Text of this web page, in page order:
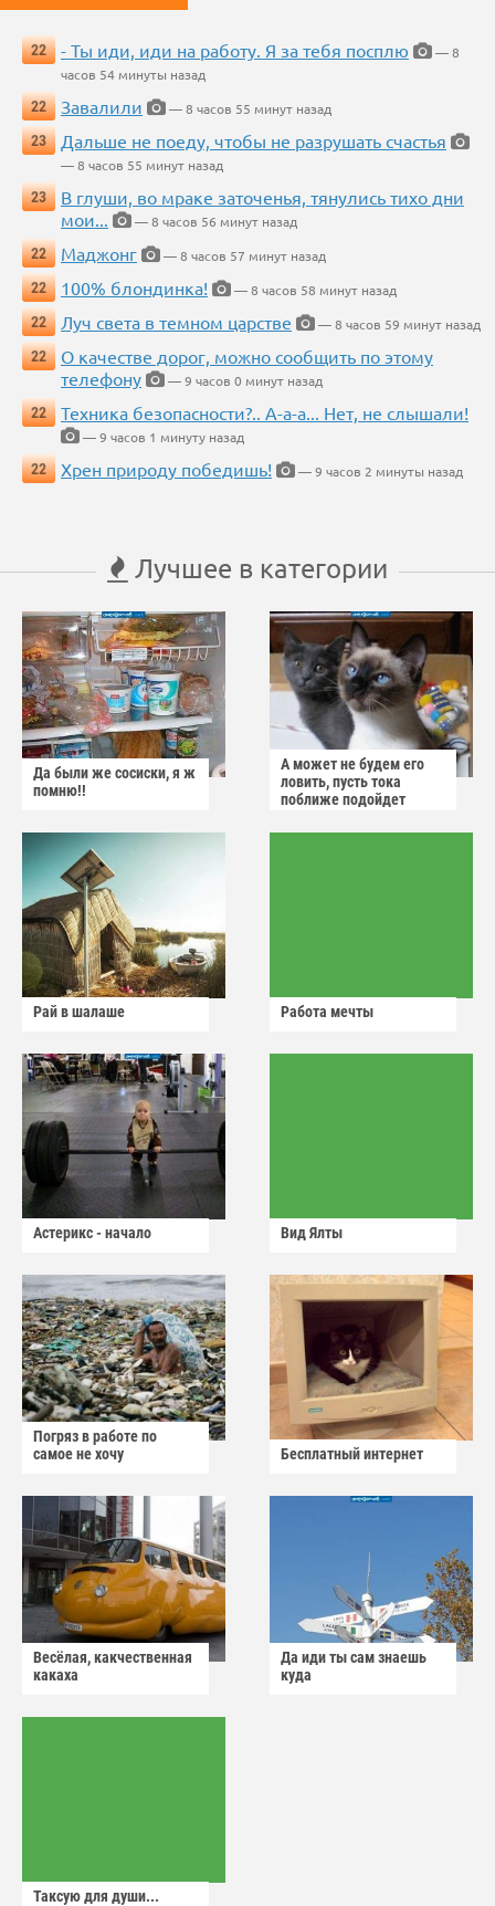
22 - Ты иди, иди на работу. Я за тебя посплю
— 8
часов 54 минуты назад
22
Завалили
— 8 часов 55 минут назад
23
Дальше не поеду, чтобы не разрушать счастья
— 8 часов 55 минут назад
23
В глуши, во мраке заточенья, тянулись тихо дни
мои...
— 8 часов 56 минут назад
22
Маджонг
— 8 часов 57 минут назад
22
100% блондинка!
— 8 часов 58 минут назад
22
Луч света в темном царстве
— 8 часов 59 минут назад
22
О качестве дорог, можно сообщить по этому
телефону
— 9 часов 0 минут назад
22
Техника безопасности?.. А-а-а... Нет, не слышали!
— 9 часов 1 минуту назад
22
Хрен природу победишь! — 9 часов 2 минуты назад
Лучшее в категории
Да были же сосиски, я ж
помню!!
А может не будем его
ловить, пусть тока
поближе подойдет
Рай в шалаше Работа мечты
Астерикс - начало Вид Ялты
Погряз в работе по
самое не хочу
Бесплатный интернет
Весёлая, какчественная
какаха
Да иди ты сам знаешь
куда
Таксую для души...